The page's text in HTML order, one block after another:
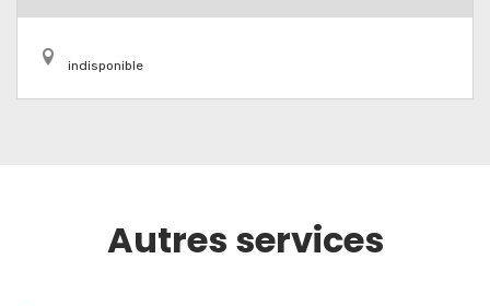
indisponible
Autres services